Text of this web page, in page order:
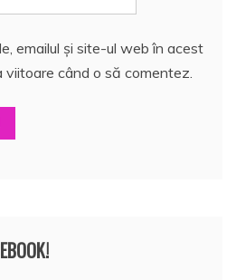
emailul și site-ul web în acest
când o să comentez.